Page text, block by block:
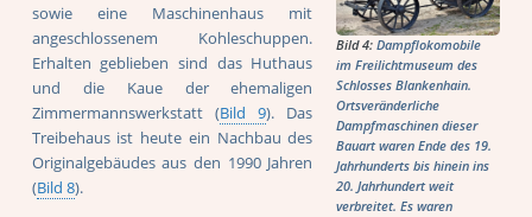
Bild 4:Dampflokomobile
im Freilichtmuseum des
Schlosses Blankenhain.
Ortsveränderliche
Dampfmaschinen dieser
Bauart waren Ende des 19.
Jahrhunderts bis hinein ins
20. Jahrhundert weit
verbreitet. Es waren
sowie eine Maschinenhaus mit
angeschlossenem Kohleschuppen.
Erhalten geblieben sind das Huthaus
und die Kaue der ehemaligen
Zimmermannswerkstatt (Bild 9). Das
Treibehaus ist heute ein Nachbau des
Originalgebäudes aus den 1990 Jahren
(Bild 8).